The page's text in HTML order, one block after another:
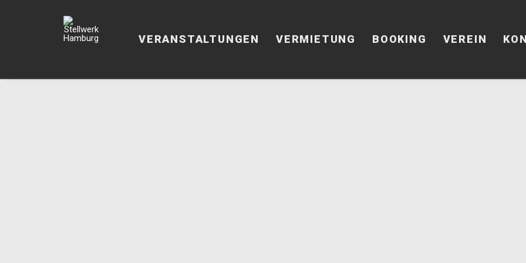
VERANSTALTUNGEN VERMIETUNG BOOKING VEREIN